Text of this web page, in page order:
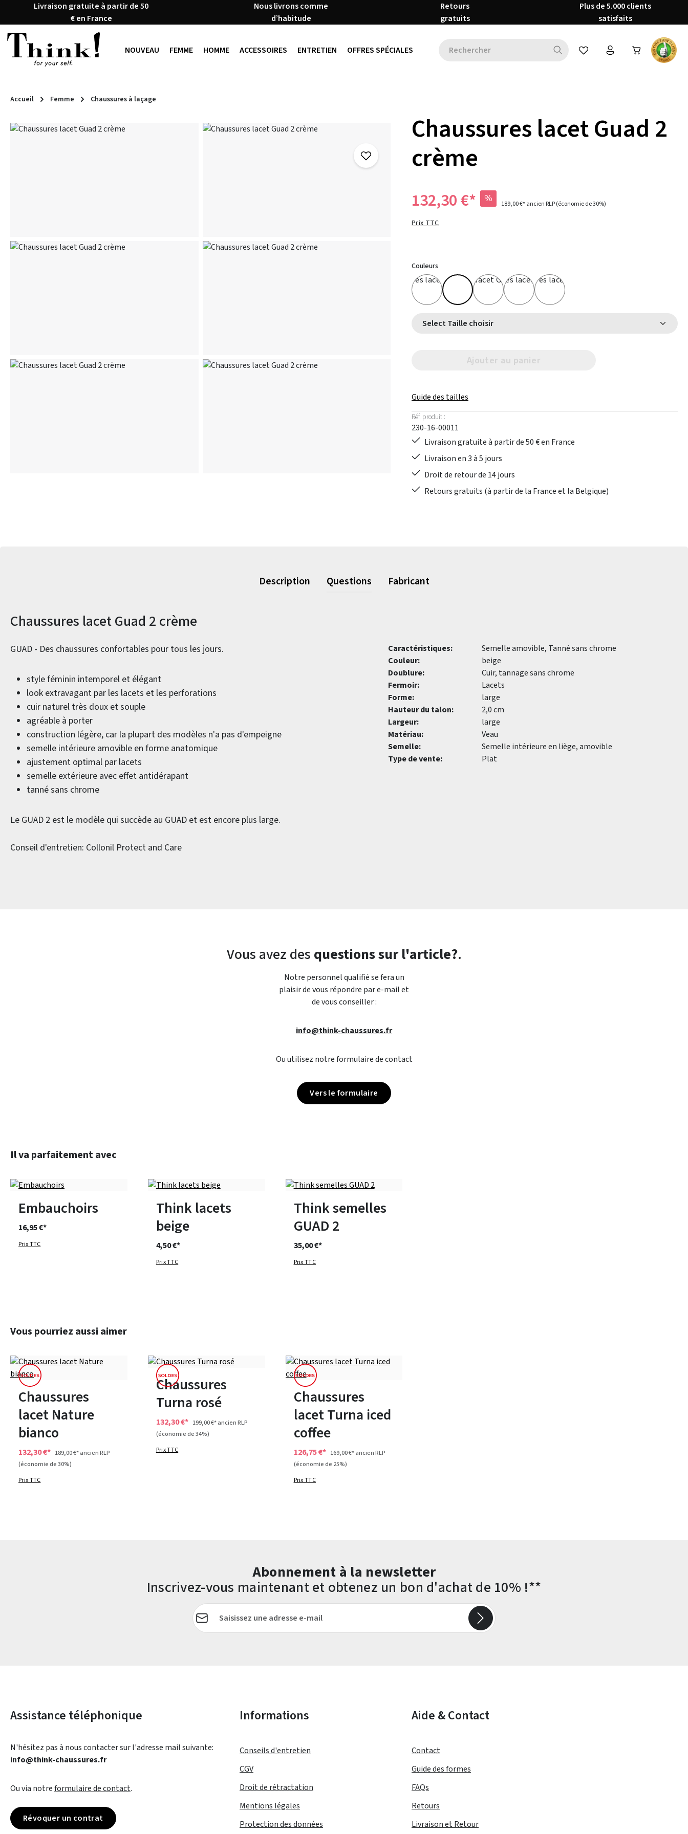
au contenu principal
Passer à la recherche
Passer à la navigation principale
Livraison gratuite à partir de 50
€ en France
Nous livrons comme
d’habitude
Retours
gratuits
Plus de 5.000 clients
satisfaits
NOUVEAU FEMME HOMME ACCESSOIRES ENTRETIEN OFFRES SPÉCIALES Vous avez 0 articles dans votre
Accueil Femme Chaussures à laçage
Ignorer la galerie d'images
Chaussures lacet Guad 2
crème
132,30 €* % 189,00 €*ancien RLP(économie de 30%)
Prix TTC
Couleurs
Select Taille choisir
Ajouter au panier
Guide des tailles
Réf. produit :
230-16-00011
Livraison gratuite à partir de 50 € en France
Livraison en 3 à 5 jours
Droit de retour de 14 jours
Retours gratuits (à partir de la France et la Belgique)
Description Questions Fabricant
Informations sur le produit
Chaussures lacet Guad 2 crème
GUAD - Des chaussures confortables pour tous les jours.
style féminin intemporel et élégant
look extravagant par les lacets et les perforations
cuir naturel très doux et souple
agréable à porter
construction légère, car la plupart des modèles n'a pas d'empeigne
semelle intérieure amovible en forme anatomique
ajustement optimal par lacets
semelle extérieure avec effet antidérapant
tanné sans chrome
Le GUAD 2 est le modèle qui succède au GUAD et est encore plus large.
Conseil d'entretien: Collonil Protect and Care
Caractéristiques:
Semelle amovible, Tanné sans chrome
Couleur:
beige
Doublure:
Cuir, tannage sans chrome
Fermoir:
Lacets
Forme:
large
Hauteur du talon:
2,0 cm
Largeur:
large
Matériau:
Veau
Semelle:
Semelle intérieure en liège, amovible
Type de vente:
Plat
Vous avez des questions sur l'article?.
Notre personnel qualifié se fera un
plaisir de vous répondre par e-mail et
de vous conseiller :
info@think-chaussures.fr
Ou utilisez notre formulaire de contact
Vers le formulaire
Ignorer la galerie de produits
Il va parfaitement avec
1 2 3
Embauchoirs
16,95 €*
Prix TTC
Disponible en plusieurs tailles
Think lacets
beige
4,50 €*
Prix TTC
Disponible en plusieurs tailles
Think semelles
GUAD 2
35,00 €*
Prix TTC
Ignorer la galerie de produits
Vous pourriez aussi aimer
7 Couleurs
Disponible en plusieurs tailles
Chaussures
lacet Nature
bianco
132,30 €* 189,00 €*ancien RLP
(économie de 30%)
Prix TTC
Disponible en plusieurs tailles
Chaussures
Turna rosé
132,30 €* 199,00 €*ancien RLP
(économie de 34%)
Prix TTC
17 Couleurs
Disponible en plusieurs tailles
Chaussures
lacet Turna iced
coffee
126,75 €* 169,00 €*ancien RLP
(économie de 25%)
Prix TTC
Abonnement à la newsletter
Inscrivez-vous maintenant et obtenez un bon d'achat de 10% !**
Adresse e-mail*
Assistance téléphonique
N'hésitez pas à nous contacter sur l'adresse mail suivante:
info@think-chaussures.fr
Ou via notreformulaire de contact.
Révoquer un contrat
Informations
Conseils d'entretien
CGV
Droit de rétractation
Mentions légales
Protection des données
Aide & Contact
Contact
Guide des formes
FAQs
Retours
Livraison et Retour